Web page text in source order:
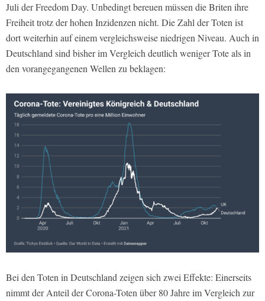
Juli der Freedom Day. Unbedingt bereuen müssen die Briten ihre
Freiheit trotz der hohen Inzidenzen nicht. Die Zahl der Toten ist
dort weiterhin auf einem vergleichsweise niedrigen Niveau. Auch in
Deutschland sind bisher im Vergleich deutlich weniger Tote als in
den vorangegangenen Wellen zu beklagen:
Bei den Toten in Deutschland zeigen sich zwei Effekte: Einerseits
nimmt der Anteil der Corona-Toten über 80 Jahre im Vergleich zur